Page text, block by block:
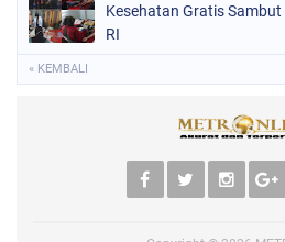
Kesehatan Gratis Sambut
RI
« KEMBALI